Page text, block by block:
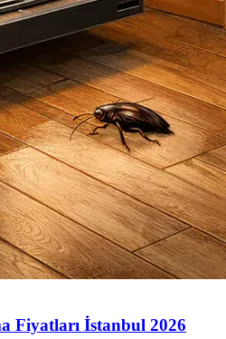
Fiyatları İstanbul 2026